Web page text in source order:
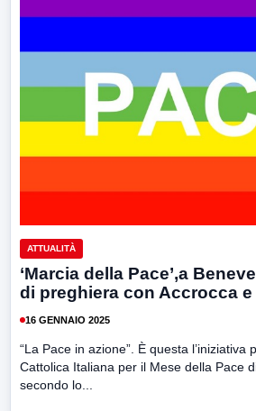
ATTUALITÀ
‘Marcia della Pace’,a
di preghiera con Accrocca e
16 GENNAIO 2025
“La Pace in azione”. È questa l’iniziativa
Cattolica Italiana per il Mese della Pace
secondo lo...